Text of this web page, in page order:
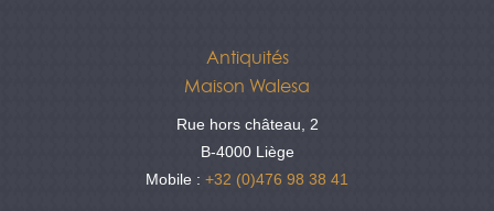
Antiquités
Maison Walesa
Rue hors château, 2
B-4000 Liège
Mobile : +32 (0)476 98 38 41